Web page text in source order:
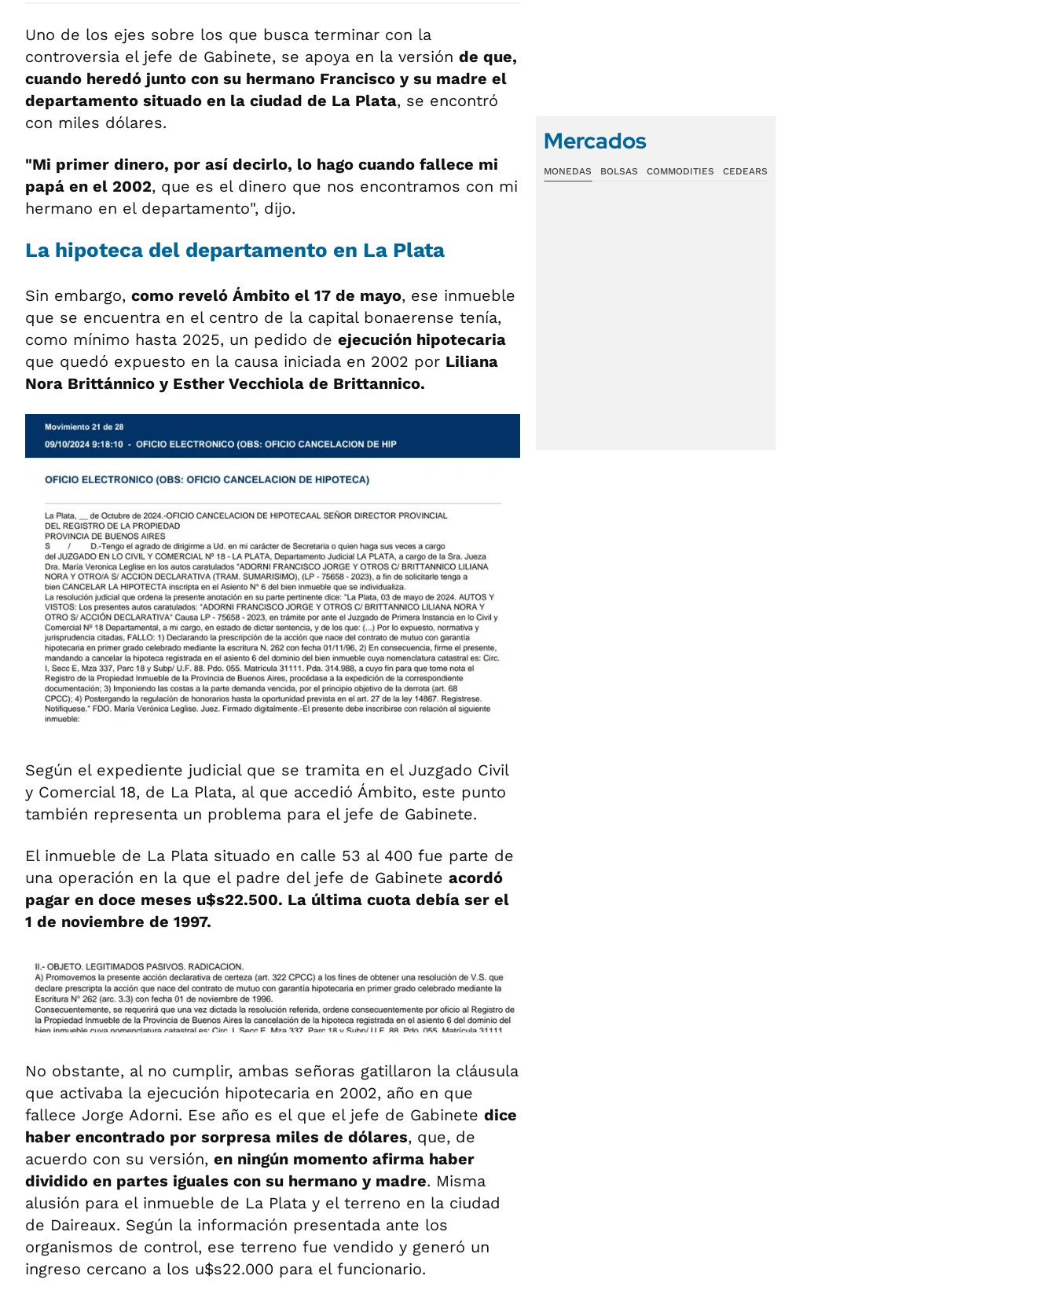
Uno de los ejes sobre los que busca terminar con la
controversia el jefe de Gabinete, se apoya en la versión de que,
cuando heredó junto con su hermano Francisco y su madre el
departamento situado en la ciudad de La Plata, se encontró
con miles dólares.
"Mi primer dinero, por así decirlo, lo hago cuando fallece mi
papá en el 2002, que es el dinero que nos encontramos con mi
hermano en el departamento", dijo.
La hipoteca del departamento en La Plata
Sin embargo, como reveló Ámbito el 17 de mayo, ese inmueble
que se encuentra en el centro de la capital bonaerense tenía,
como mínimo hasta 2025, un pedido de ejecución hipotecaria
que quedó expuesto en la causa iniciada en 2002 por Liliana
Nora Brittánnico y Esther Vecchiola de Brittannico.
Según el expediente judicial que se tramita en el Juzgado Civil
y Comercial 18, de La Plata, al que accedió Ámbito, este punto
también representa un problema para el jefe de Gabinete.
El inmueble de La Plata situado en calle 53 al 400 fue parte de
una operación en la que el padre del jefe de Gabinete acordó
pagar en doce meses u$s22.500. La última cuota debía ser el
1 de noviembre de 1997.
No obstante, al no cumplir, ambas señoras gatillaron la cláusula
que activaba la ejecución hipotecaria en 2002, año en que
fallece Jorge Adorni. Ese año es el que el jefe de Gabinete dice
haber encontrado por sorpresa miles de dólares, que, de
acuerdo con su versión, en ningún momento afirma haber
dividido en partes iguales con su hermano y madre. Misma
alusión para el inmueble de La Plata y el terreno en la ciudad
de Daireaux. Según la información presentada ante los
organismos de control, ese terreno fue vendido y generó un
ingreso cercano a los u$s22.000 para el funcionario.
Mercados
MONEDAS BOLSAS COMMODITIES CEDEARS